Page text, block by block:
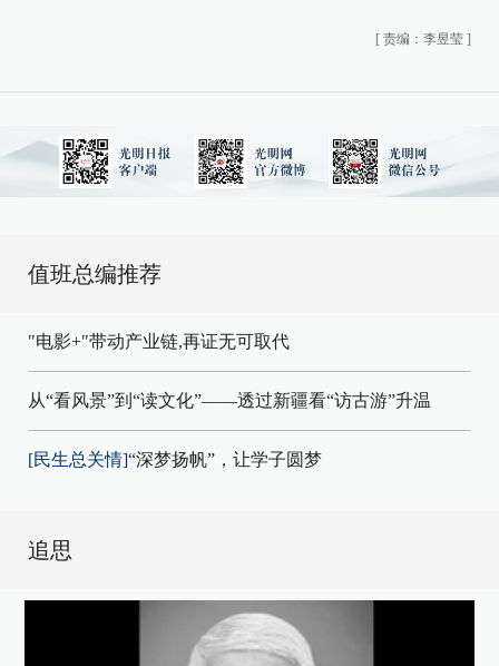
[ 责编：李昱莹 ]
值班总编推荐
"电影+"带动产业链,再证无可取代
从“看风景”到“读文化”——透过新疆看“访古游”升温
[民生总关情]“深梦扬帆”，让学子圆梦
追思